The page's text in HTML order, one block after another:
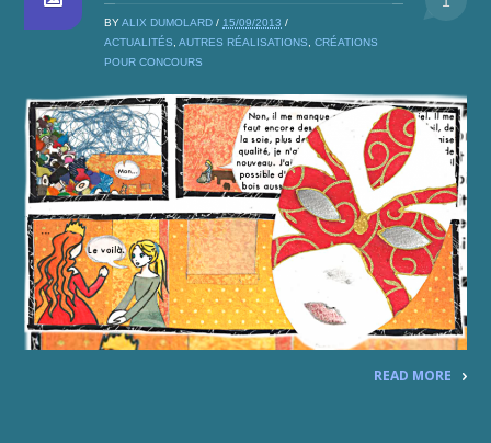
BYALIX DUMOLARD / 15/09/2013 /
ACTUALITÉS ,AUTRES RÉALISATIONS ,CRÉATIONS
POUR CONCOURS
READ MORE